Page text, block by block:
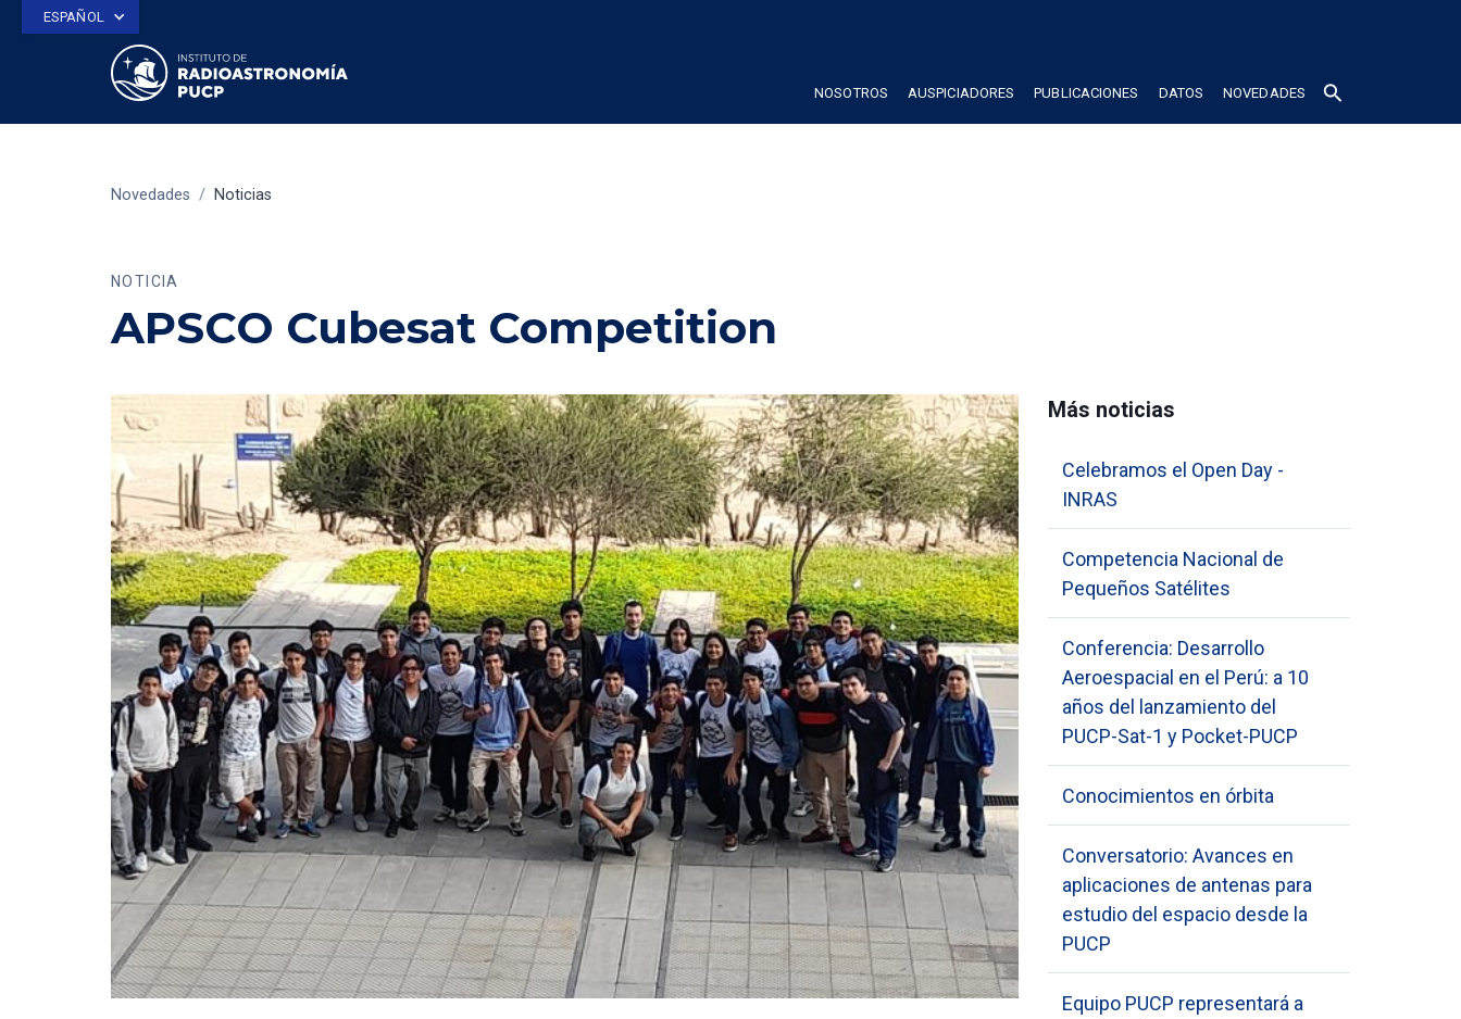
ESPAÑOL
NOSOTROS AUSPICIADORES PUBLICACIONES DATOS NOVEDADES search
Novedades / Noticias
NOTICIA
APSCO Cubesat Competition
Más noticias
Celebramos el Open Day -
INRAS
Competencia Nacional de
Pequeños Satélites
Conferencia: Desarrollo
Aeroespacial en el Perú: a 10
años del lanzamiento del
PUCP-Sat-1 y Pocket-PUCP
Conocimientos en órbita
Conversatorio: Avances en
aplicaciones de antenas para
estudio del espacio desde la
PUCP
Equipo PUCP representará a